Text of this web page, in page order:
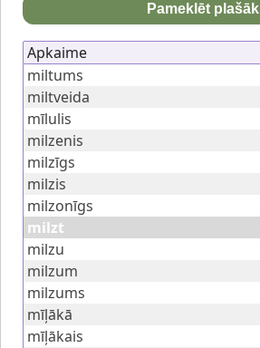
Pameklēt plašāk
Apkaime
miltums
miltveida
mīlulis
milzenis
milzīgs
milzis
milzonīgs
milzt
milzu
milzum
milzums
mīļākā
mīļākais